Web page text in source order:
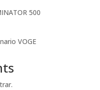
500
VOGE